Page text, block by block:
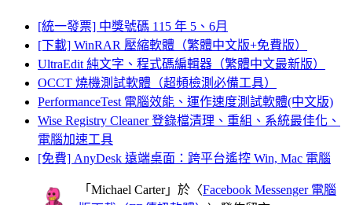
[統一發票] 中獎號碼 115 年 5、6月
[下載] WinRAR 壓縮軟體（繁體中文版+免費版）
UltraEdit 純文字、程式碼編輯器（繁體中文最新版）
OCCT 燒機測試軟體（超頻檢測必備工具）
PerformanceTest 電腦效能、運作速度測試軟體(中文版)
Wise Registry Cleaner 登錄檔清理、重組、系統最佳化、
電腦加速工具
[免費] AnyDesk 遠端桌面：跨平台遙控 Win, Mac 電腦
「 Michael Carter」於〈Facebook Messenger 電腦